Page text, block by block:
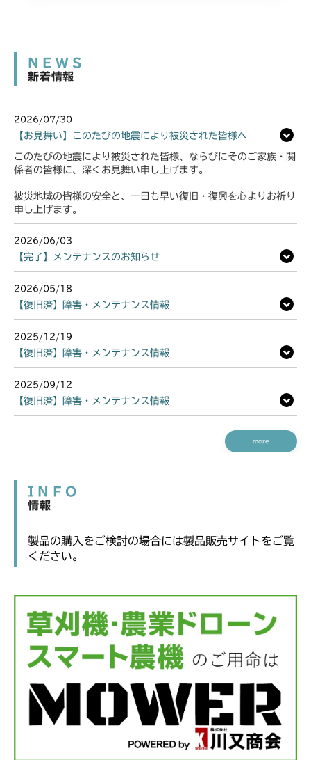
NEWS
新着情報
2026/07/30
【お見舞い】このたびの地震により被災された皆様へ
このたびの地震により被災された皆様、ならびにそのご家族・関
係者の皆様に、深くお見舞い申し上げます。
被災地域の皆様の安全と、一日も早い復旧・復興を心よりお祈り
申し上げます。
2026/06/03
【完了】メンテナンスのお知らせ
2026/05/18
【復旧済】障害・メンテナンス情報
2025/12/19
【復旧済】障害・メンテナンス情報
2025/09/12
【復旧済】障害・メンテナンス情報
more
INFO
情報
製品の購入をご検討の場合には製品販売サイトをご覧
ください。